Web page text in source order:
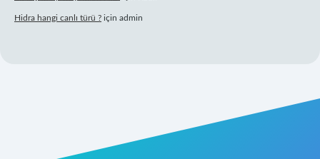
Hidra hangi canlı türü ? için admin